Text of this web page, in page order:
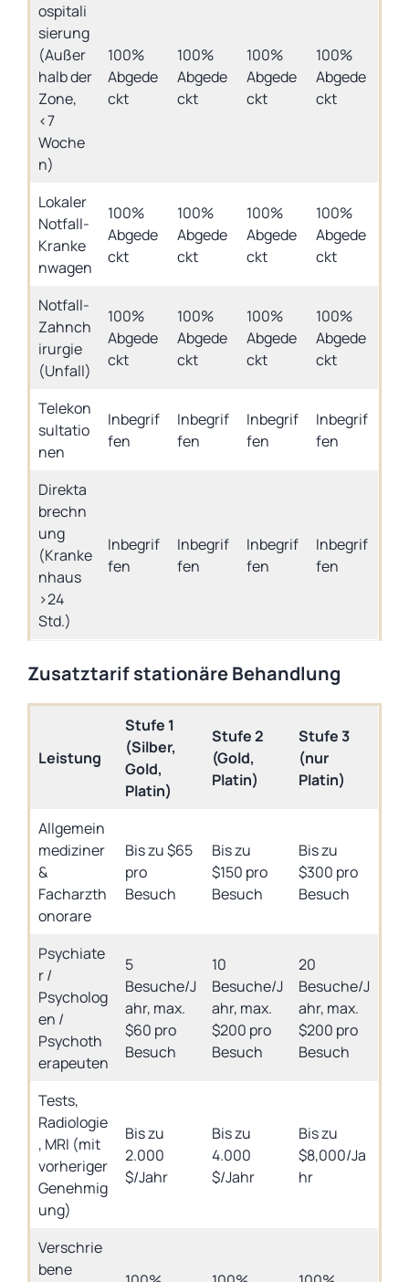
ospitali
sierung
(Außer
halb der
Zone,
<7
Woche
n)
100%
Abgede
ckt
100%
Abgede
ckt
100%
Abgede
ckt
100%
Abgede
ckt
Lokaler
Notfall-
Kranke
nwagen
100%
Abgede
ckt
100%
Abgede
ckt
100%
Abgede
ckt
100%
Abgede
ckt
Notfall-
Zahnch
irurgie
(Unfall)
100%
Abgede
ckt
100%
Abgede
ckt
100%
Abgede
ckt
100%
Abgede
ckt
Telekon
sultatio
nen
Inbegrif
fen
Inbegrif
fen
Inbegrif
fen
Inbegrif
fen
Direkta
brechn
ung
(Kranke
nhaus
>24
Std.)
Inbegrif
fen
Inbegrif
fen
Inbegrif
fen
Inbegrif
fen
Zusatztarif stationäre Behandlung
Leistung
Stufe 1
(Silber,
Gold,
Platin)
Stufe 2
(Gold,
Platin)
Stufe 3
(nur
Platin)
Allgemein
mediziner
&
Facharzth
onorare
Bis zu $65
pro
Besuch
Bis zu
$150 pro
Besuch
Bis zu
$300 pro
Besuch
Psychiate
r /
Psycholog
en /
Psychoth
erapeuten
5
Besuche/J
ahr, max.
$60 pro
Besuch
10
Besuche/J
ahr, max.
$200 pro
Besuch
20
Besuche/J
ahr, max.
$200 pro
Besuch
Tests,
Radiologie
, MRI (mit
vorheriger
Genehmig
ung)
Bis zu
2.000
$/Jahr
Bis zu
4.000
$/Jahr
Bis zu
$8,000/Ja
hr
Verschrie
bene